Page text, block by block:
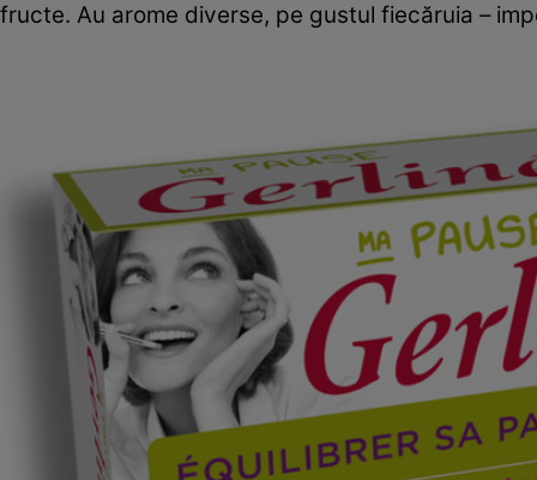
fructe. Au arome diverse, pe gustul fiecăruia –